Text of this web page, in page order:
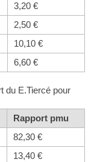
3,20 €
2,50 €
10,10 €
6,60 €
du E.Tiercé pour
Rapport pmu
82,30 €
13,40 €